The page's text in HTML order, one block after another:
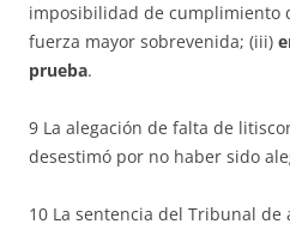
imposibilidad de cumplimiento
fuerza mayor sobrevenida; (iii)
prueba.
9 La alegación de falta de
desestimó por no haber sido
10 La sentencia del Tribunal de